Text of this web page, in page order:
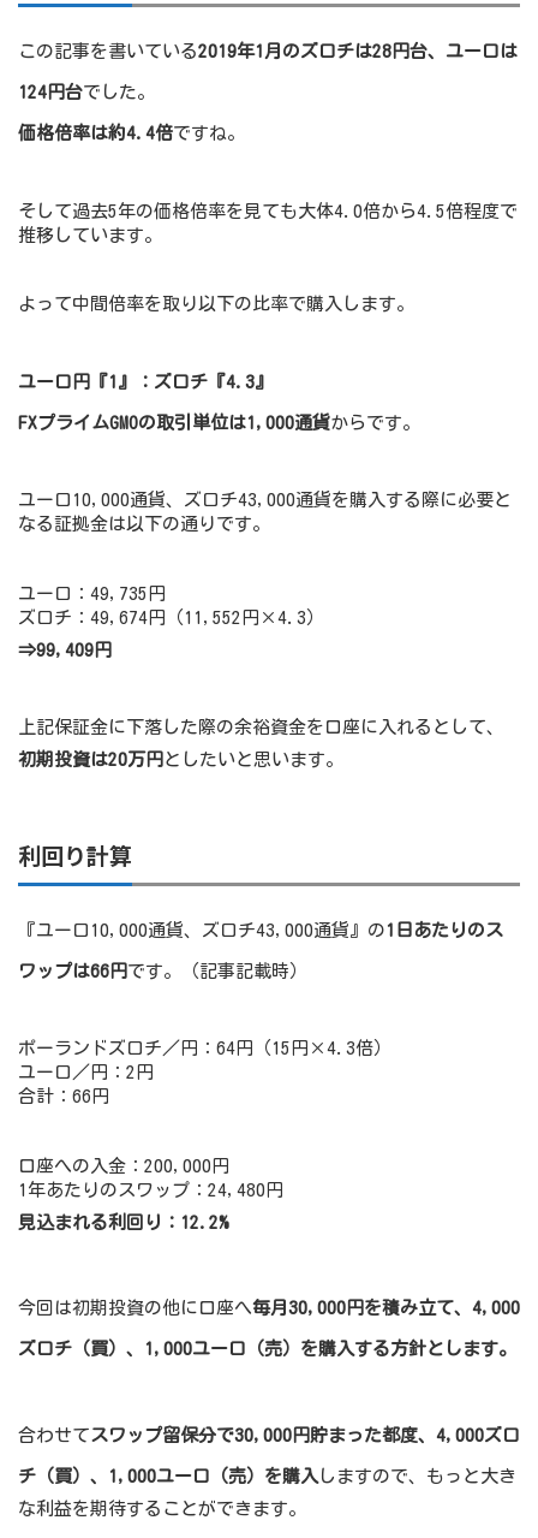
この記事を書いている2019年1月のズロチは28円台、ユーロは
124円台でした。
価格倍率は約4.4倍ですね。
そして過去5年の価格倍率を見ても大体4.0倍から4.5倍程度で
推移しています。
よって中間倍率を取り以下の比率で購入します。
ユーロ円『1』：ズロチ『4.3』
FXプライムGMOの取引単位は1,000通貨からです。
ユーロ10,000通貨、ズロチ43,000通貨を購入する際に必要と
なる証拠金は以下の通りです。
ユーロ：49,735円
ズロチ：49,674円（11,552円×4.3）
⇒99,409円
上記保証金に下落した際の余裕資金を口座に入れるとして、
初期投資は20万円 としたいと思います。
利回り計算
『ユーロ10,000通貨、ズロチ43,000通貨』の 1日あたりのス
ワップは66円 です。（記事記載時）
ポーランドズロチ／円：64円（15円×4.3倍）
ユーロ／円：2円
合計：66円
口座への入金：200,000円
1年あたりのスワップ：24,480円
見込まれる利回り：12.2%
今回は初期投資の他に口座へ毎月30,000円を積み立て、4,000
ズロチ（買）、1,000ユーロ（売）を購入する方針とします。
合わせて スワップ留保分で30,000円貯まった都度、4,000ズロ
チ（買）、1,000ユーロ（売）を購入 しますので、もっと大き
な利益を期待することができます。